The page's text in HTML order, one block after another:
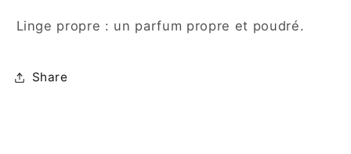
Linge propre : un parfum propre et poudré.
Share